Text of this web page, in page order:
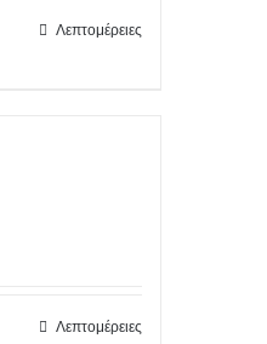
Λεπτομέρειες
Λεπτομέρειες